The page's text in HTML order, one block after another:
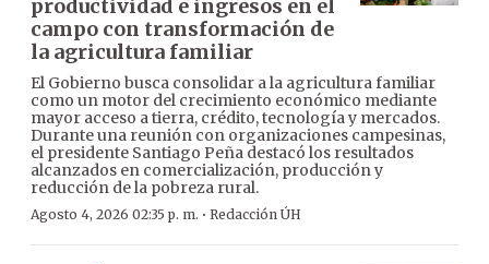
productividad e ingresos en el
campo con transformación de
la agricultura familiar
El Gobierno busca consolidar a la agricultura familiar
como un motor del crecimiento económico mediante
mayor acceso a tierra, crédito, tecnología y mercados.
Durante una reunión con organizaciones campesinas,
el presidente Santiago Peña destacó los resultados
alcanzados en comercialización, producción y
reducción de la pobreza rural.
Agosto 4, 2026 02:35 p. m. · Redacción ÚH